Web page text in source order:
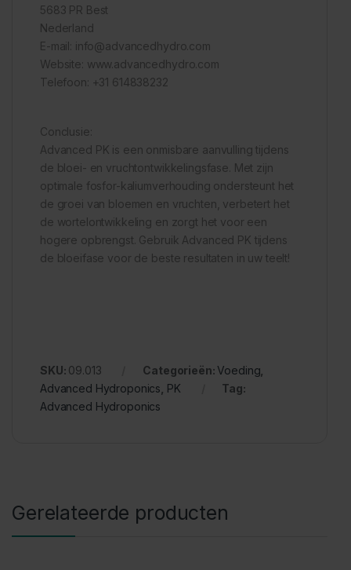
5683 PR Best
Nederland
E-mail: info@advancedhydro.com
Website: www.advancedhydro.com
Telefoon: +31 614838232
Conclusie:
Advanced PK is een onmisbare aanvulling tijdens
de bloei- en vruchtontwikkelingsfase. Met zijn
optimale fosfor-kaliumverhouding ondersteunt het
de groei van bloemen en vruchten, verbetert het
de wortelontwikkeling en zorgt het voor een
hogere opbrengst. Gebruik Advanced PK tijdens
de bloeifase voor de beste resultaten in uw teelt!
SKU: 09.013 Categorieën:Voeding,
Advanced Hydroponics, PK
Tag:
Advanced Hydroponics
Gerelateerde producten